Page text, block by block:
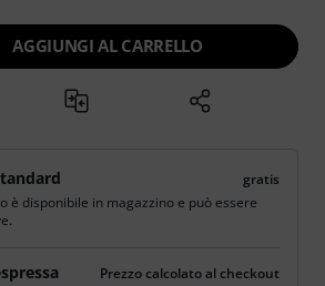
AGGIUNGI AL CARRELLO
gratis
è disponibile in magazzino e può essere
Prezzo calcolato al checkout